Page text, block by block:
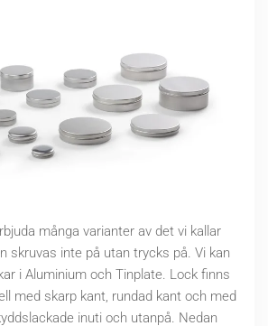
många varianter av det vi kallar
skruvas inte på utan trycks på. Vi kan
i Aluminium och Tinplate. Lock finns
med skarp kant, rundad kant och med
inuti och utanpå. Nedan